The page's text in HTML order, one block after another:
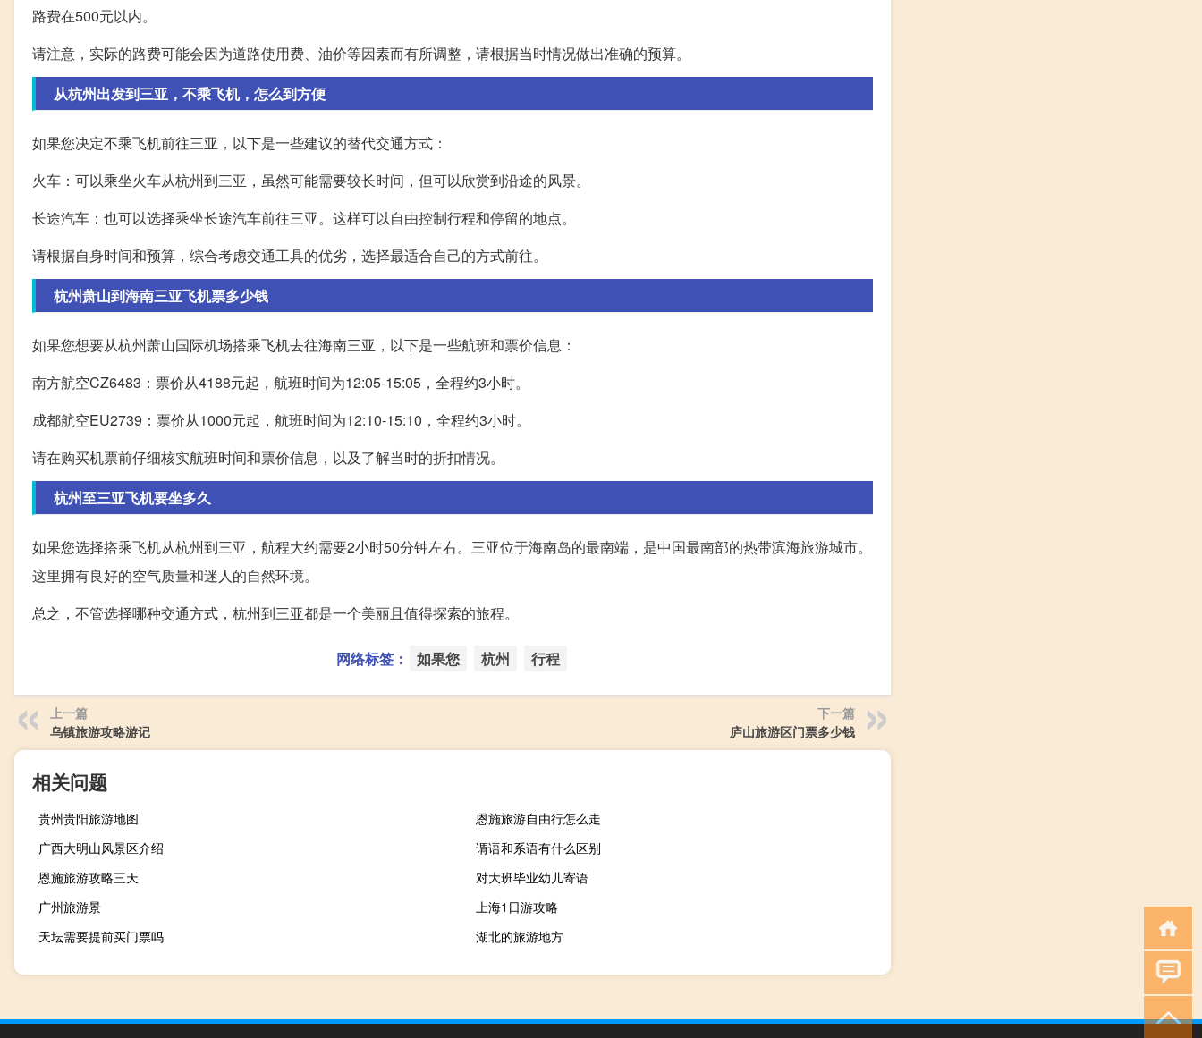
路费在500元以内。
请注意，实际的路费可能会因为道路使用费、油价等因素而有所调整，请根据当时情况做出准确的预算。
从杭州出发到三亚，不乘飞机，怎么到方便
如果您决定不乘飞机前往三亚，以下是一些建议的替代交通方式：
火车：可以乘坐火车从杭州到三亚，虽然可能需要较长时间，但可以欣赏到沿途的风景。
长途汽车：也可以选择乘坐长途汽车前往三亚。这样可以自由控制行程和停留的地点。
请根据自身时间和预算，综合考虑交通工具的优劣，选择最适合自己的方式前往。
杭州萧山到海南三亚飞机票多少钱
如果您想要从杭州萧山国际机场搭乘飞机去往海南三亚，以下是一些航班和票价信息：
南方航空CZ6483：票价从4188元起，航班时间为12:05-15:05，全程约3小时。
成都航空EU2739：票价从1000元起，航班时间为12:10-15:10，全程约3小时。
请在购买机票前仔细核实航班时间和票价信息，以及了解当时的折扣情况。
杭州至三亚飞机要坐多久
如果您选择搭乘飞机从杭州到三亚，航程大约需要2小时50分钟左右。三亚位于海南岛的最南端，是中国最南部的热带滨海旅游城市。
这里拥有良好的空气质量和迷人的自然环境。
总之，不管选择哪种交通方式，杭州到三亚都是一个美丽且值得探索的旅程。
网络标签： 如果您 杭州 行程
上一篇
乌镇旅游攻略游记
下一篇
庐山旅游区门票多少钱
相关问题
贵州贵阳旅游地图
恩施旅游自由行怎么走
广西大明山风景区介绍
谓语和系语有什么区别
恩施旅游攻略三天
对大班毕业幼儿寄语
广州旅游景
上海1日游攻略
天坛需要提前买门票吗
湖北的旅游地方